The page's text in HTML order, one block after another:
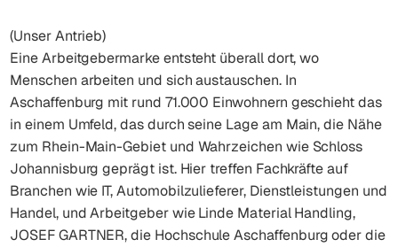
(Unser Antrieb)
Eine Arbeitgebermarke entsteht überall dort, wo
Menschen arbeiten und sich austauschen. In
Aschaffenburg mit rund 71.000 Einwohnern geschieht das
in einem Umfeld, das durch seine Lage am Main, die Nähe
zum Rhein-Main-Gebiet und Wahrzeichen wie Schloss
Johannisburg geprägt ist. Hier treffen Fachkräfte auf
Branchen wie IT, Automobilzulieferer, Dienstleistungen und
Handel, und Arbeitgeber wie Linde Material Handling,
JOSEF GARTNER, die Hochschule Aschaffenburg oder die